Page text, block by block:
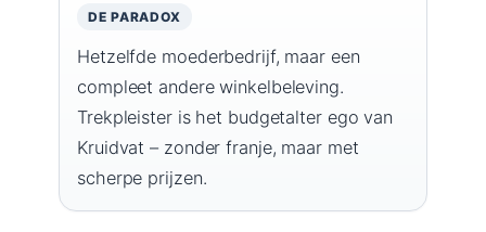
DE PARADOX
Hetzelfde moederbedrijf, maar een
compleet andere winkelbeleving.
Trekpleister is het budgetalter ego van
Kruidvat – zonder franje, maar met
scherpe prijzen.